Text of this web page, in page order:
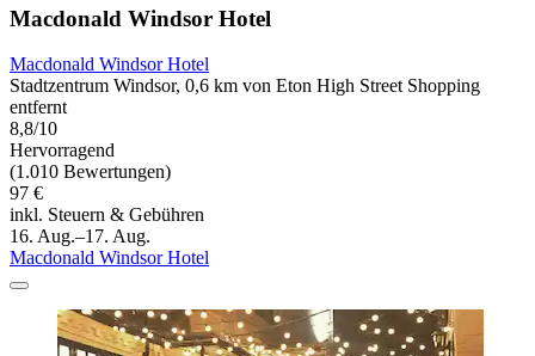
Macdonald Windsor Hotel
Macdonald Windsor Hotel
Stadtzentrum Windsor, 0,6 km von Eton High Street Shopping
entfernt
8,8/10
Hervorragend
(1.010 Bewertungen)
97 €
inkl. Steuern & Gebühren
16. Aug.–17. Aug.
Macdonald Windsor Hotel